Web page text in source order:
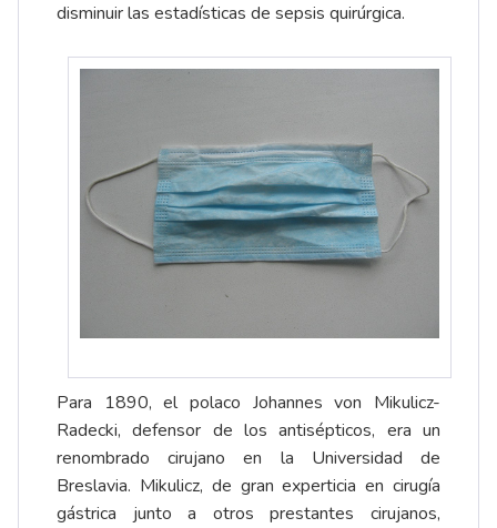
disminuir las estadísticas de sepsis quirúrgica.
Para 1890, el polaco Johannes von Mikulicz-
Radecki, defensor de los antisépticos, era un
renombrado cirujano en la Universidad de
Breslavia. Mikulicz, de gran experticia en cirugía
gástrica junto a otros prestantes cirujanos,